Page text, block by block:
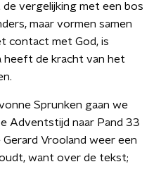
vergelijking met een bos
maar vormen samen
contact met God, is
heeft de kracht van het
Sprunken gaan we
Adventstijd naar Pand 33
Vrooland weer een
want over de tekst;